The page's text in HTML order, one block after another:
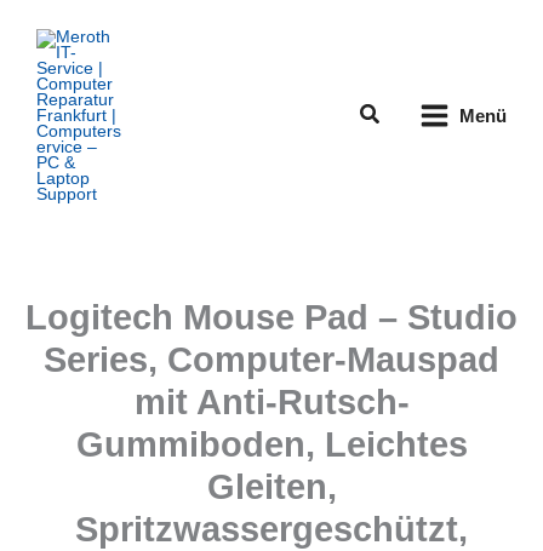
Inhalt
springen
Suchen Menü
Logitech Mouse Pad – Studio
Series, Computer-Mauspad
mit Anti-Rutsch-
Gummiboden, Leichtes
Gleiten,
Spritzwassergeschützt,